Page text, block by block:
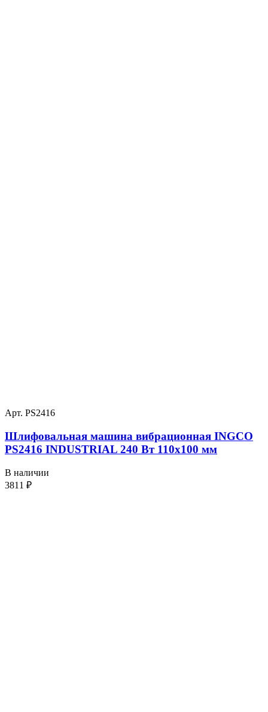
Арт. PS2416
Шлифовальная машина вибрационная INGCO
PS2416 INDUSTRIAL 240 Вт 110х100 мм
В наличии
3811 ₽